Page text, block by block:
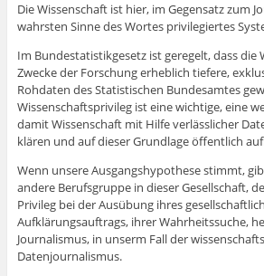
Die Wissenschaft ist hier, im Gegensatz zum
wahrsten Sinne des Wortes privilegiertes
Im Bundestatistikgesetz ist geregelt, dass die
Zwecke der Forschung erheblich tiefere,
Rohdaten des Statistischen Bundesamtes
Wissenschaftsprivileg ist eine wichtige, eine
damit Wissenschaft mit Hilfe verlässlicher
klären und auf dieser Grundlage öffentlich
Wenn unsere Ausgangshypothese stimmt,
andere Berufsgruppe in dieser Gesellschaft,
Privileg bei der Ausübung ihres
Aufklärungsauftrags, ihrer Wahrheitssuche,
Journalismus, in unserm Fall der
Datenjournalismus.